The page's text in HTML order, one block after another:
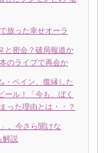
放った幸せオーラ
と密会？破局報道か
のライブで再会か
・ペイン、復縁した
ール！「今も、ぼく
った理由とは・・？
。今さら聞けな
解説